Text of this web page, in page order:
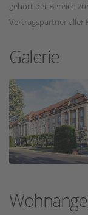
gehört der Bereich
Vertragspartner aller
Galerie